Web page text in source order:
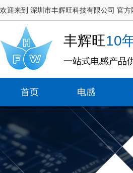
欢迎来到 深圳市丰辉旺科技有限公司 官方
丰辉旺10
一站式电感产品
首页 电感